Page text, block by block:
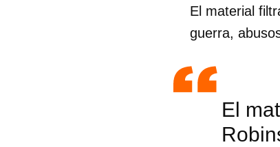
El material
guerra,
El